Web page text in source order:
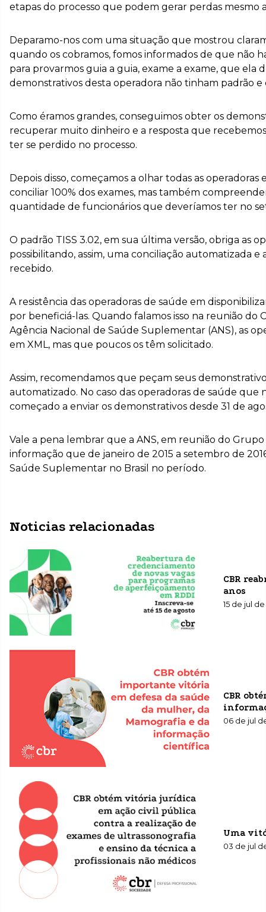
etapas do processo que podem gerar perdas mesmo
Deparamo-nos com uma situação que mostrou
quando os cobramos, fomos informados de que não
para provarmos guia a guia, exame a exame, que ela
demonstrativos desta operadora não tinham padrão
Como éramos grandes, conseguimos obter os
recuperar muito dinheiro e a resposta que
ter se perdido no processo.
Depois disso, começamos a olhar todas as
conciliar 100% dos exames, mas também
quantidade de funcionários que deveríamos ter no
O padrão TISS 3.02, em sua última versão, obriga as
possibilitando, assim, uma conciliação automatizada
recebido.
A resistência das operadoras de saúde em
por beneficiá-las. Quando falamos isso na reunião
Agência Nacional de Saúde Suplementar (ANS), as
em XML, mas que poucos os têm solicitado.
Assim, recomendamos que peçam seus
automatizado. No caso das operadoras de saúde
começado a enviar os demonstrativos desde 31 de
Vale a pena lembrar que a ANS, em reunião do
informação que de janeiro de 2015 a setembro de
Saúde Suplementar no Brasil no período.
Noticias relacionadas
CBR
anos
15 de jul
CBR
06 de jul
Uma
03 de jul